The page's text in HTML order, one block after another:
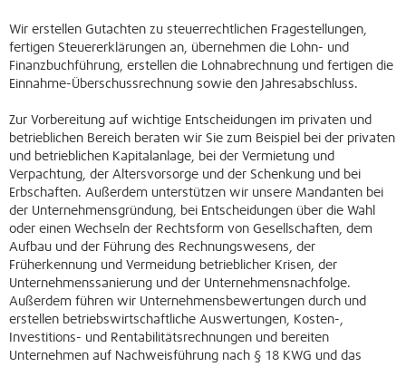
Wir erstellen Gutachten zu steuerrechtlichen Fragestellungen,
fertigen Steuererklärungen an, übernehmen die Lohn- und
Finanzbuchführung, erstellen die Lohnabrechnung und fertigen die
Einnahme-Überschussrechnung sowie den Jahresabschluss.
Zur Vorbereitung auf wichtige Entscheidungen im privaten und
betrieblichen Bereich beraten wir Sie zum Beispiel bei der privaten
und betrieblichen Kapitalanlage, bei der Vermietung und
Verpachtung, der Altersvorsorge und der Schenkung und bei
Erbschaften. Außerdem unterstützen wir unsere Mandanten bei
der Unternehmensgründung, bei Entscheidungen über die Wahl
oder einen Wechseln der Rechtsform von Gesellschaften, dem
Aufbau und der Führung des Rechnungswesens, der
Früherkennung und Vermeidung betrieblicher Krisen, der
Unternehmenssanierung und der Unternehmensnachfolge.
Außerdem führen wir Unternehmensbewertungen durch und
erstellen betriebswirtschaftliche Auswertungen, Kosten-,
Investitions- und Rentabilitätsrechnungen und bereiten
Unternehmen auf Nachweisführung nach § 18 KWG und das